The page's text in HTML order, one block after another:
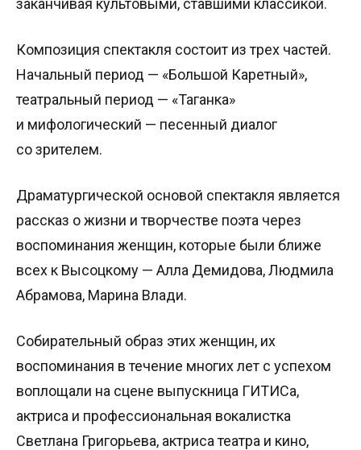
заканчивая культовыми, ставшими классикой.
Композиция спектакля состоит из трех частей.
Начальный период — «Большой Каретный»,
театральный период — «Таганка»
и мифологический — песенный диалог
со зрителем.
Драматургической основой спектакля является
рассказ о жизни и творчестве поэта через
воспоминания женщин, которые были ближе
всех к Высоцкому — Алла Демидова, Людмила
Абрамова, Марина Влади.
Собирательный образ этих женщин, их
воспоминания в течение многих лет с успехом
воплощали на сцене выпускница ГИТИСа,
актриса и профессиональная вокалистка
Светлана Григорьева, актриса театра и кино,